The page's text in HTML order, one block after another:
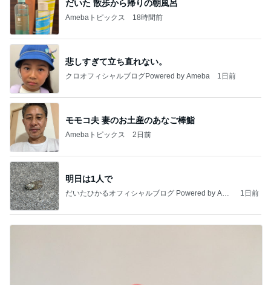
だいた 散歩から帰りの朝風呂
Amebaトピックス 18時間前
悲しすぎて立ち直れない。
クロオフィシャルブログPowered by Ameba 1日前
モモコ夫 妻のお土産のあなご棒鮨
Amebaトピックス 2日前
明日は1人で
だいたひかるオフィシャルブログ Powered by Ame
1日前